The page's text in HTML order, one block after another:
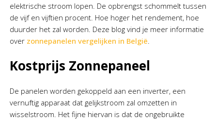
elektrische stroom lopen. De opbrengst schommelt tussen
de vijf en vijftien procent. Hoe hoger het rendement, hoe
duurder het zal worden. Deze blog vind je meer informatie
over zonnepanelen vergelijken in België
Kostprijs Zonnepaneel
De panelen worden gekoppeld aan een inverter, een
vernuftig apparaat dat gelijkstroom zal omzetten in
wisselstroom. Het fijne hiervan is dat de ongebruikte